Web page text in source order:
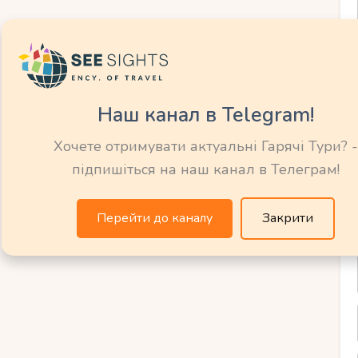
для любителів
на екскурсії.
Пафосу
у Середземномор’ї.
Наш канал в Telegram!
Хочете отримувати актуальні Гарячі Тури? -
підпишіться на наш канал в Телеграм!
Перейти до каналу Закрити